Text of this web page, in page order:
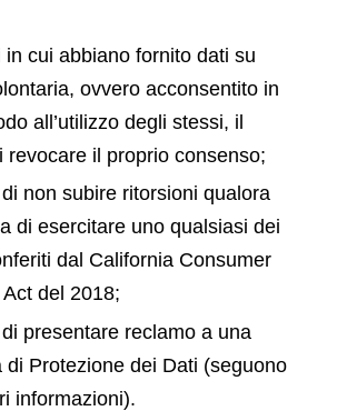
in cui abbiano fornito dati su
ovvero acconsentito in
all’utilizzo degli stessi, il
revocare il proprio consenso;
non subire ritorsioni qualora
di esercitare uno qualsiasi dei
dal California Consumer
del 2018;
presentare reclamo a una
di Protezione dei Dati (seguono
informazioni).